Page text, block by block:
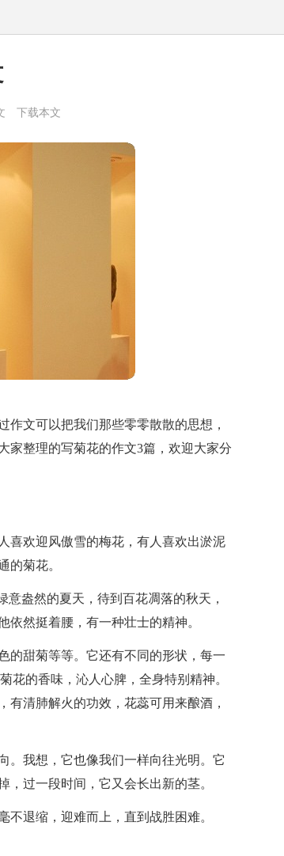
下载本文
文可以把我们那些零零散散的思想，
家整理的写菊花的作文3篇，欢迎大家分
喜欢迎风傲雪的梅花，有人喜欢出淤泥
的菊花。
盎然的夏天，待到百花凋落的秋天，
然挺着腰，有一种壮士的精神。
的甜菊等等。它还有不同的形状，每一
花的香味，沁人心脾，全身特别精神。
清肺解火的功效，花蕊可用来酿酒，
。我想，它也像我们一样向往光明。它
过一段时间，它又会长出新的茎。
退缩，迎难而上，直到战胜困难。